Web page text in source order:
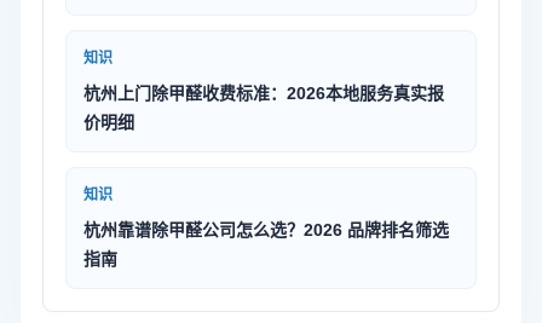
知识
杭州上门除甲醛收费标准：2026本地服务真实报
价明细
知识
杭州靠谱除甲醛公司怎么选？2026 品牌排名筛选
指南